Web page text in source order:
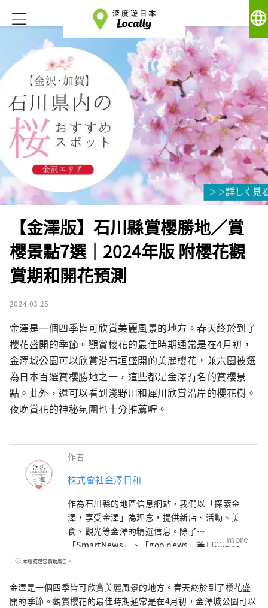
language
【金澤版】石川縣賞櫻勝地／賞
櫻景點7選｜2024年版 附櫻花觀
賞期和開花預測
2024.03.25
金澤是一個四季皆可欣賞美麗風景的地方。春天終於到了
櫻花盛開的季節。觀賞櫻花的最佳時期通常是在4月初，
金澤城公園可以欣賞沿石垣盛開的美麗櫻花，兼六園被選
為日本百選賞櫻勝地之一，這些都是金澤有名的賞櫻景
點。此外，還可以看到淺野川和犀川欣賞沿岸的櫻花樹。
夜晚賞花的神秘氛圍也十分推薦喔。
作者
株式會社金澤日和
作為石川縣的地區信息網站，我們以「探索金
澤，享受金澤」為理念，提供新店、活動、美
食、觀光等金澤的精選信息。除了
「SmartNews」、「goo news」等日本國內
媒體外，我們還與中國、台灣、香港、泰國、
的魅力。
more
本服務包含贊助廣告。
金澤是一個四季皆可欣賞美麗風景的地方。春天終於到了櫻花盛
開的季節。觀賞櫻花的最佳時期通常是在4月初，金澤城公園可以